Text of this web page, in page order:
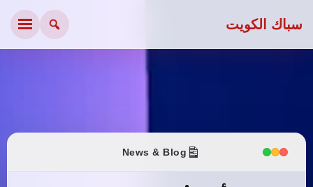
سباك الكويت
News & Blog